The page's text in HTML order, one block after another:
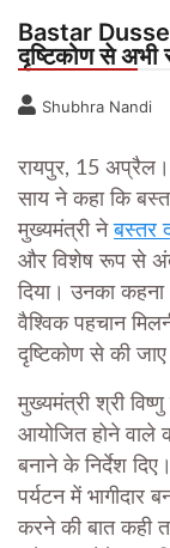
Bastar
दृष्टिकोण से अभी
Shubhra Nandi
रायपुर, 15 अप्रैल।
साय ने कहा कि
मुख्यमंत्री नेबस्तर
और विशेष रूप से
दिया। उनका
वैश्विक पहचान
दृष्टिकोण से की
मुख्यमंत्री श्री
आयोजित होने वाले
बनाने के निर्देश
पर्यटन में भागीदार
करने की बात कही